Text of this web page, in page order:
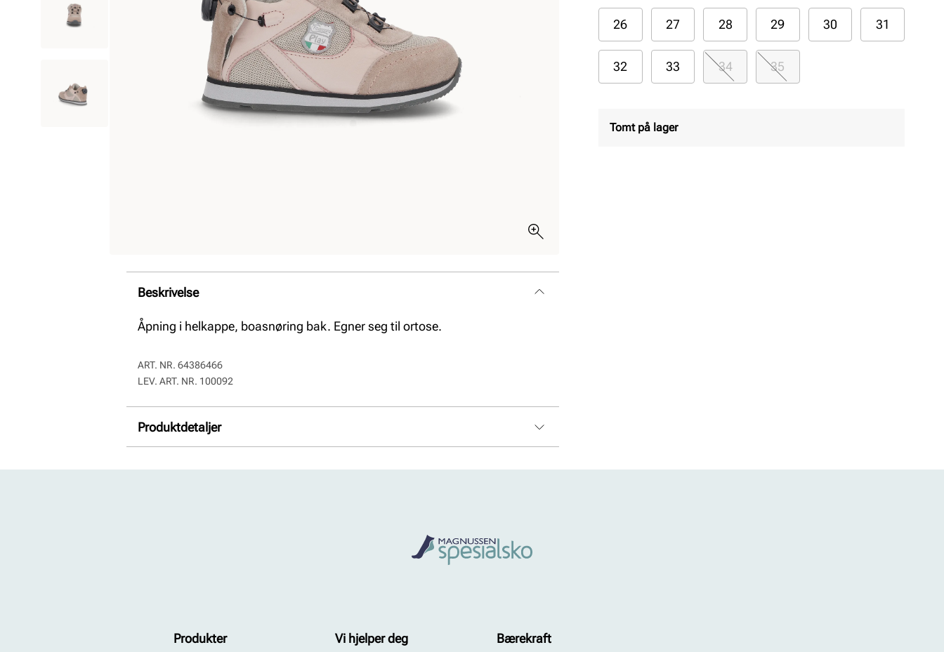
Beskrivelse
Åpning i helkappe, boasnøring bak. Egner seg til ortose.
ART. NR. 64386466
LEV. ART. NR. 100092
Produktdetaljer
26 27 28 29 30 31
32 33 34 35
Tomt på lager
Produkter Vi hjelper deg Bærekraft